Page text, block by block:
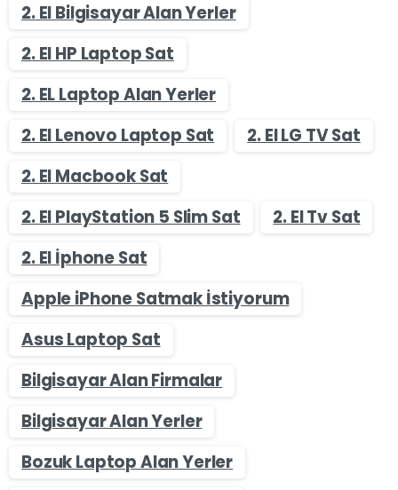
2. El Bilgisayar Alan Yerler
2. El HP Laptop Sat
2. EL Laptop Alan Yerler
2. El Lenovo Laptop Sat
2. El LG TV Sat
2. El Macbook Sat
2. El PlayStation 5 Slim Sat
2. El Tv Sat
2. El İphone Sat
Apple iPhone Satmak İstiyorum
Asus Laptop Sat
Bilgisayar Alan Firmalar
Bilgisayar Alan Yerler
Bozuk Laptop Alan Yerler